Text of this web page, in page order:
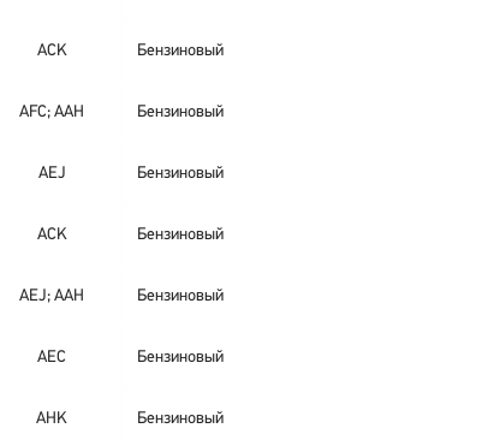
ACK Бензиновый
AFC; AAH Бензиновый
AEJ Бензиновый
ACK Бензиновый
AEJ; AAH Бензиновый
AEC Бензиновый
AHK Бензиновый